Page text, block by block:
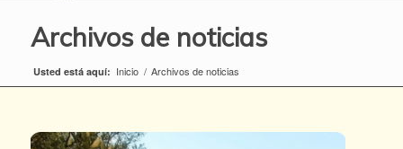
Archivos de noticias
Usted está aquí: Inicio / Archivos de noticias